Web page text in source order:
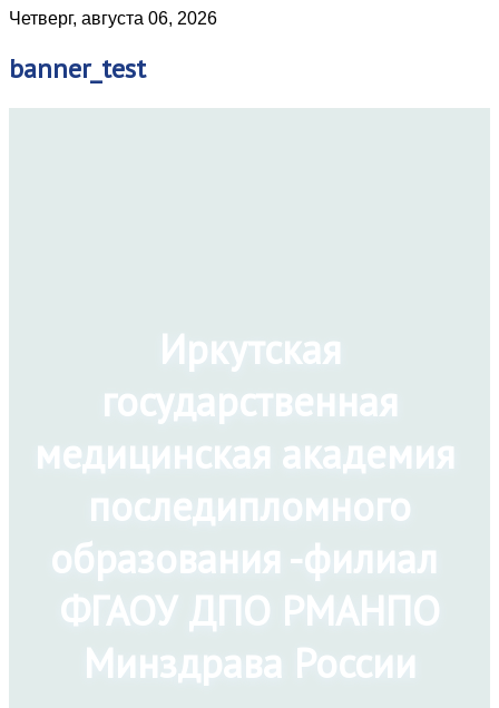
Четверг, августа 06, 2026
banner_test
Иркутская
государственная
медицинская академия
последипломного
образования -филиал
ФГАОУ ДПО РМАНПО
Минздрава России